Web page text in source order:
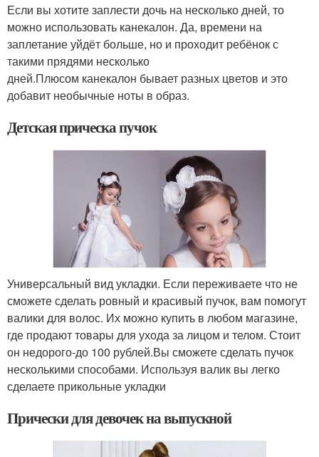
Если вы хотите заплести дочь на несколько дней, то
можно использовать канекалон. Да, времени на
заплетание уйдёт больше, но и проходит ребёнок с
такими прядями несколько
дней.Плюсом канекалон бывает разных цветов и это
добавит необычные ноты в образ.
Детская прическа пучок
Универсальный вид укладки. Если переживаете что не
сможете сделать ровный и красивый пучок, вам помогут
валики для волос. Их можно купить в любом магазине,
где продают товары для ухода за лицом и телом. Стоит
он недорого-до 100 рублей.Вы сможете сделать пучок
несколькими способами. Используя валик вы легко
сделаете прикольные укладки
Прически для девочек на выпускной